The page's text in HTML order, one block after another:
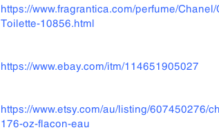
https://www.fragrantica.com/perfume/
Toilette-10856.html
https://www.ebay.com/itm/114651905027
https://www.etsy.com/au/listing/607450276/
176-oz-flacon-eau